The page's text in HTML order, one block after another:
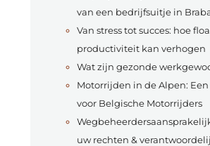
van een bedrijfsuitje in
Van stress tot succes: hoe
productiviteit kan verhogen
Wat zijn gezonde
Motorrijden in de Alpen:
voor Belgische Motorrijders
uw rechten &